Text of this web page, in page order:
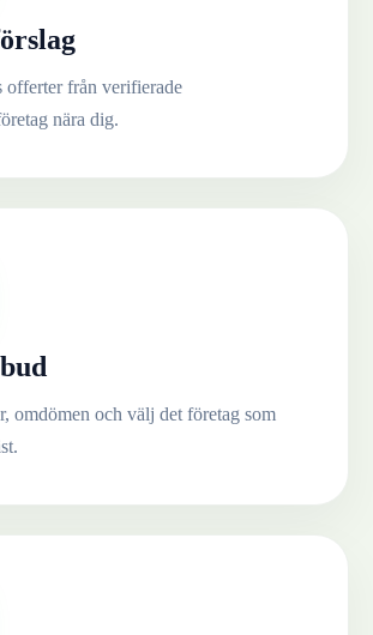
offerter från verifierade
nära dig.
omdömen och välj det företag som